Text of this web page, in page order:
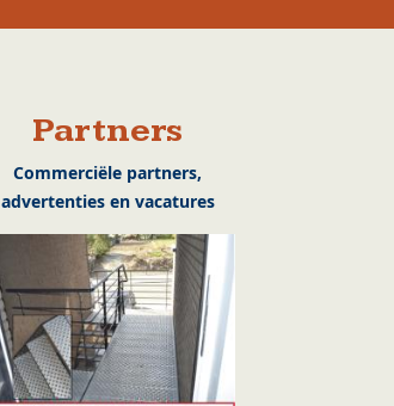
Partners
Commerciële partners,
advertenties en vacatures